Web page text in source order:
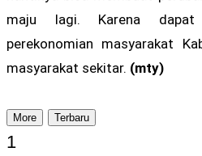
maju lagi. Karena dapat
perekonomian masyarakat
masyarakat sekitar. (mty)
More Terbaru
1